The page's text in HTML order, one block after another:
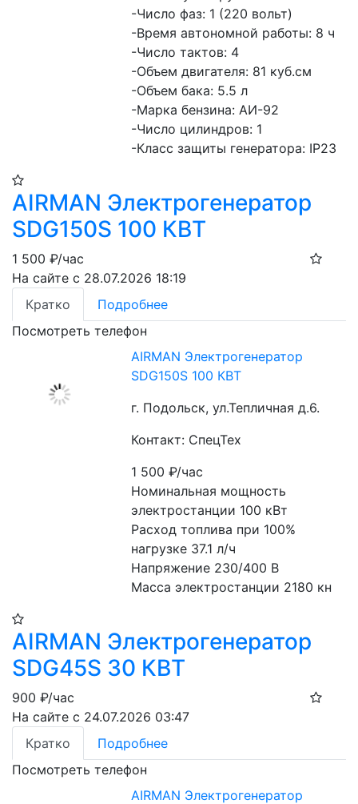
-Число фаз: 1 (220 вольт)
-Время автономной работы: 8 ч
-Число тактов: 4
-Объем двигателя: 81 куб.см
-Объем бака: 5.5 л
-Марка бензина: АИ-92
-Число цилиндров: 1
-Класс защиты генератора: IP23
AIRMAN Электрогенератор
SDG150S 100 КВТ
1 500 ₽/час
На сайте с 28.07.2026 18:19
Кратко
Подробнее
Посмотреть телефон
AIRMAN Электрогенератор
SDG150S 100 КВТ
г. Подольск, ул.Тепличная д.6.
Контакт: СпецТех
1 500₽/час
Номинальная мощность
электростанции 100 кВт
Расход топлива при 100%
нагрузке 37.1 л/ч
Напряжение 230/400 В
Масса электростанции 2180 кн
AIRMAN Электрогенератор
SDG45S 30 КВТ
900 ₽/час
На сайте с 24.07.2026 03:47
Кратко
Подробнее
Посмотреть телефон
AIRMAN Электрогенератор